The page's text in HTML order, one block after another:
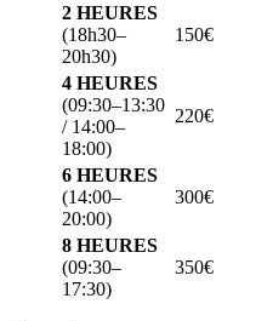
2 HEURES
(18h30–
20h30)
150€
4 HEURES
(09:30–13:30
/ 14:00–
18:00)
220€
6 HEURES
(14:00–
20:00)
300€
8 HEURES
(09:30–
17:30)
350€